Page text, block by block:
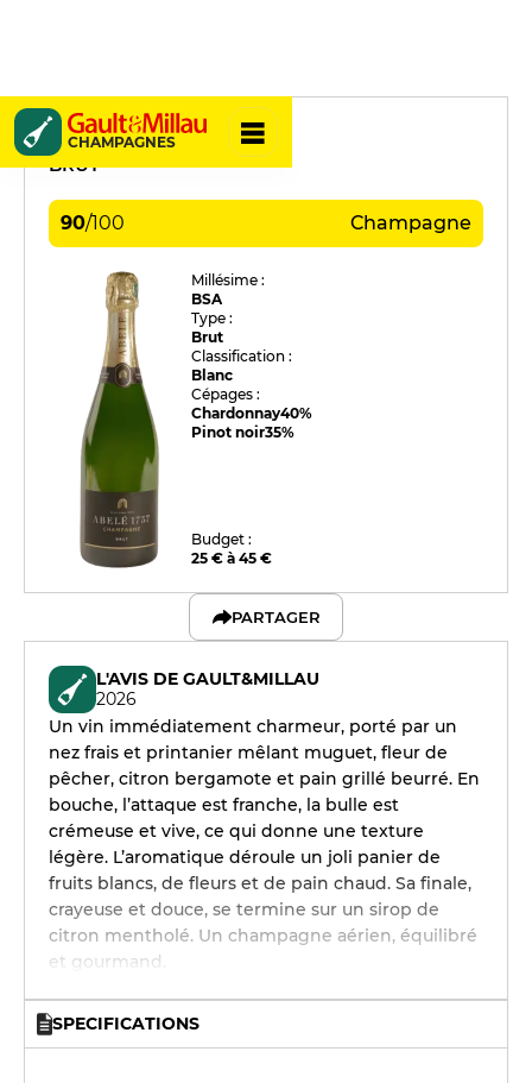
CHAMPAGNES
Henri Abelé
BRUT
90/100 Champagne
Millésime :
BSA
Type :
Brut
Classification :
Blanc
Cépages :
Chardonnay40%
Pinot noir35%
Budget :
25 € à 45 €
PARTAGER
L'AVIS DE GAULT&MILLAU
2026
Un vin immédiatement charmeur, porté par un
nez frais et printanier mêlant muguet, fleur de
pêcher, citron bergamote et pain grillé beurré. En
bouche, l’attaque est franche, la bulle est
crémeuse et vive, ce qui donne une texture
légère. L’aromatique déroule un joli panier de
fruits blancs, de fleurs et de pain chaud. Sa finale,
crayeuse et douce, se termine sur un sirop de
citron mentholé. Un champagne aérien, équilibré
et gourmand.
SPECIFICATIONS